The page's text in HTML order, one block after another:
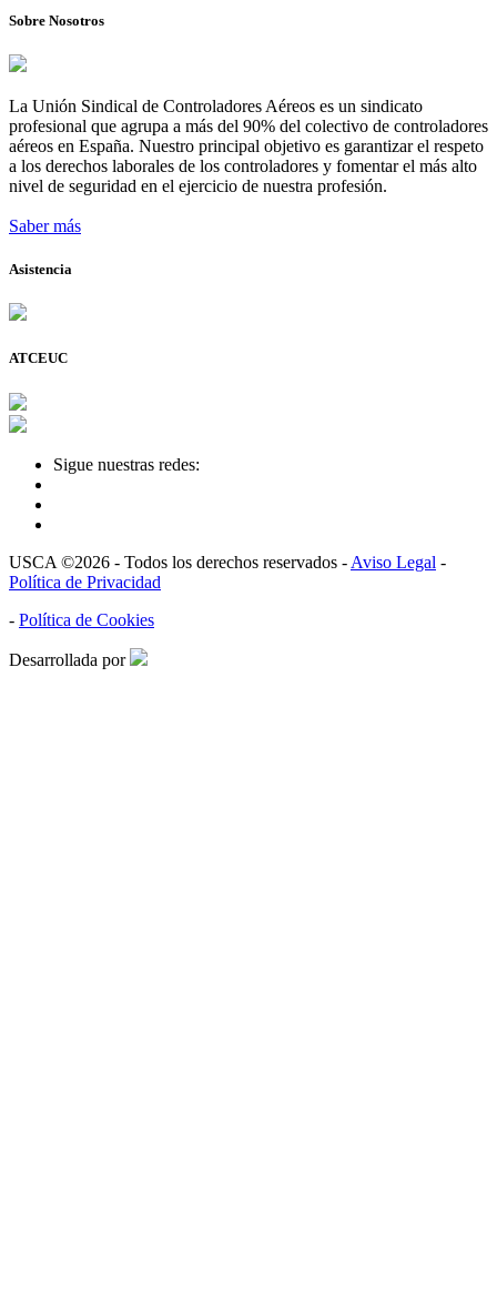
Sobre Nosotros
La Unión Sindical de Controladores Aéreos es un sindicato
profesional que agrupa a más del 90% del colectivo de controladores
aéreos en España. Nuestro principal objetivo es garantizar el respeto
a los derechos laborales de los controladores y fomentar el más alto
nivel de seguridad en el ejercicio de nuestra profesión.
Saber más
Asistencia
ATCEUC
Sigue nuestras redes:
USCA ©2026 - Todos los derechos reservados - Aviso Legal -
Política de Privacidad
- Política de Cookies
Desarrollada por